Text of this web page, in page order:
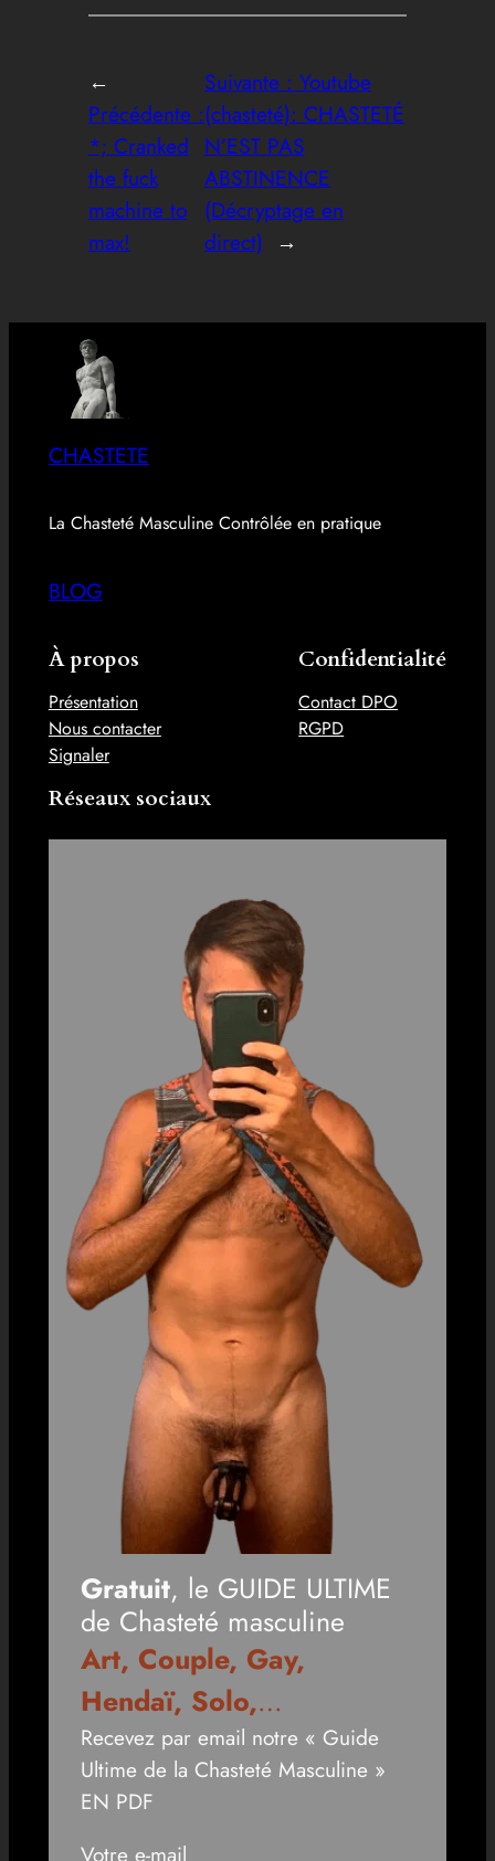
←
Précédente :
*; Cranked
the fuck
machine to
max!
Suivante : Youtube
(chasteté): CHASTETÉ
N’EST PAS
ABSTINENCE
(Décryptage en
direct) →
CHASTETE
La Chasteté Masculine Contrôlée en pratique
BLOG
À propos
Présentation
Nous contacter
Signaler
Confidentialité
Contact DPO
RGPD
Réseaux sociaux
Gratuit, le GUIDE ULTIME
de Chasteté masculine
Art, Couple, Gay,
Hendaï, Solo,…
Recevez par email notre « Guide
Ultime de la Chasteté Masculine »
EN PDF
Votre e-mail